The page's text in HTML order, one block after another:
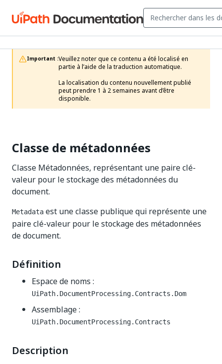
Important :Veuillez noter que ce contenu a été localisé en
partie à l’aide de la traduction automatique.
La localisation du contenu nouvellement publié
peut prendre 1 à 2 semaines avant d’être
disponible.
Classe de métadonnées
Classe Métadonnées, représentant une paire clé-
valeur pour le stockage des métadonnées du
document.
Metadata est une classe publique qui représente une
paire clé-valeur pour le stockage des métadonnées
de document.
Définition
Espace de noms :
UiPath.DocumentProcessing.Contracts.Dom
Assemblage :
UiPath.DocumentProcessing.Contracts
Description